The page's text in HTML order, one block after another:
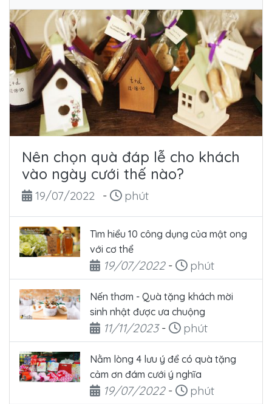
Nên chọn quà đáp lễ cho khách
vào ngày cưới thế nào?
Ngày đăng
19/07/2022 - Thời gian đọc
phút
Tìm hiểu 10 công dụng của mật ong
với cơ thể
Ngày đăng
19/07/2022- Thời gian đọc
phút
Nến thơm - Quà tặng khách mời
sinh nhật được ưa chuộng
Ngày đăng
11/11/2023- Thời gian đọc
phút
Nằm lòng 4 lưu ý để có quà tặng
cảm ơn đám cưới ý nghĩa
Ngày đăng
19/07/2022- Thời gian đọc
phút